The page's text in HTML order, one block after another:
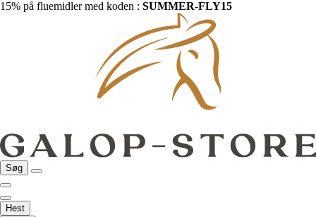
15% på fluemidler med koden : SUMMER-FLY15
Søg
Hest